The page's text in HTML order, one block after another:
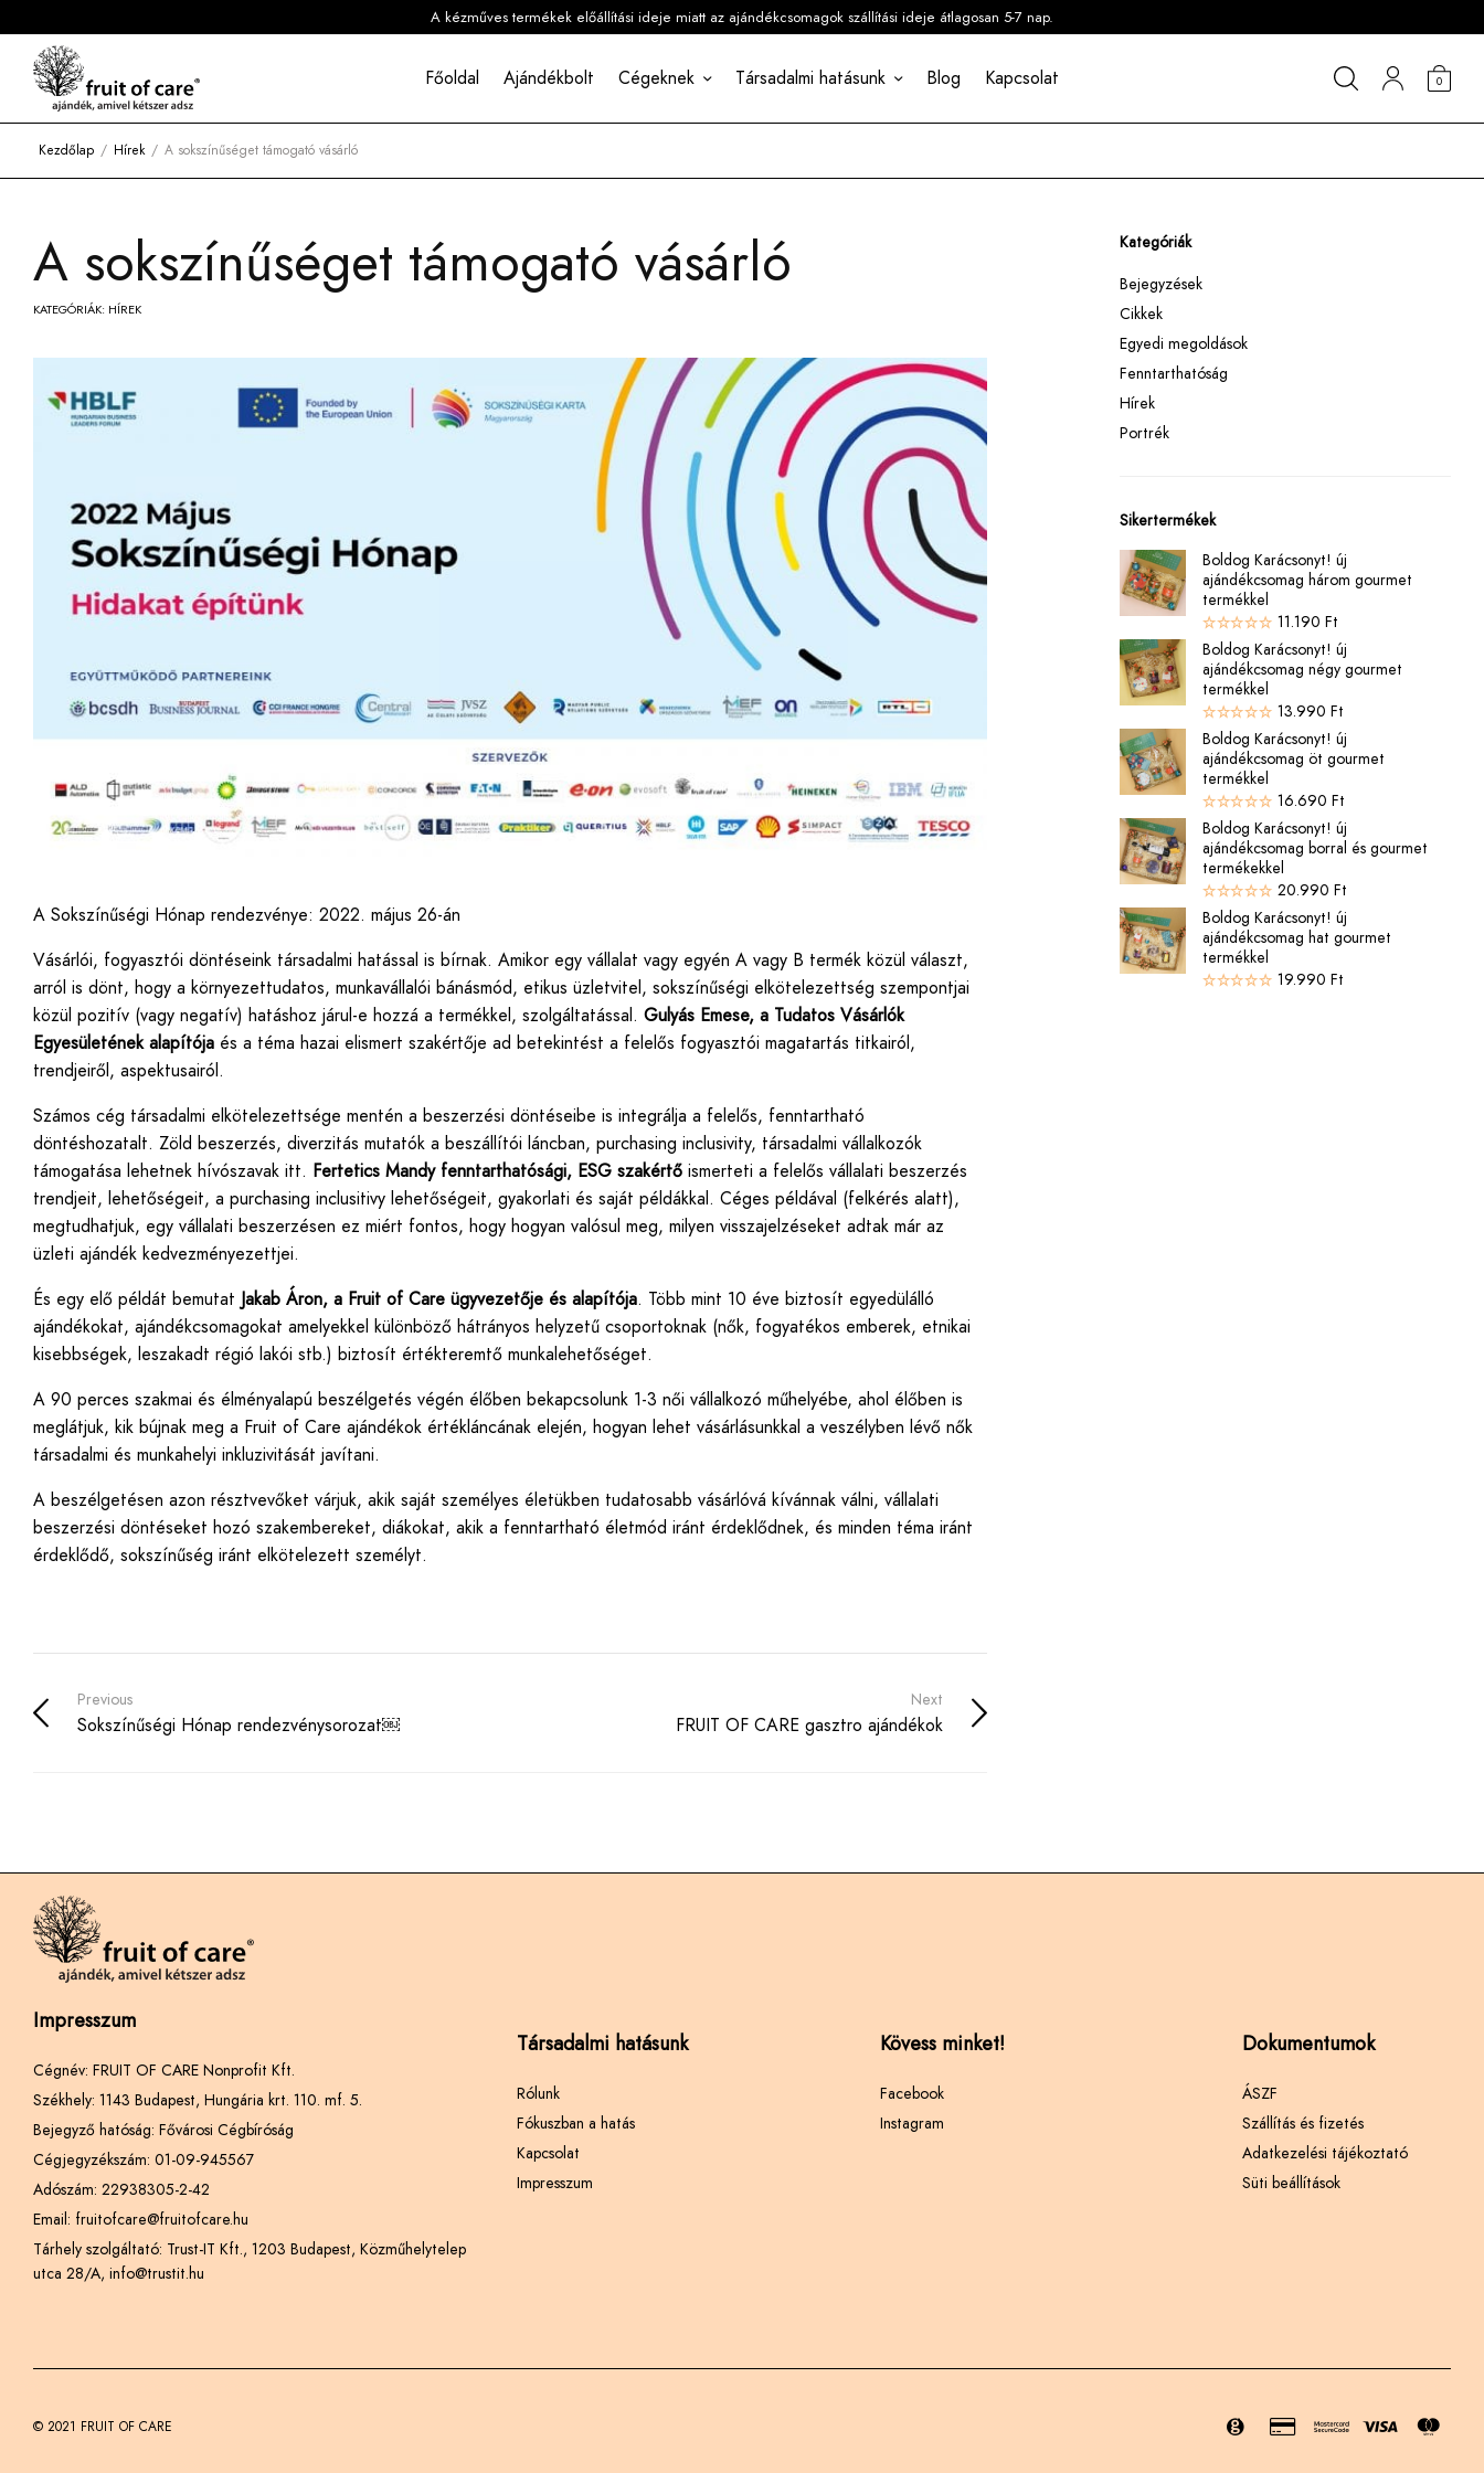
A kézműves termékek előállítási ideje miatt az ajándékcsomagok szállítási ideje átlagosan 5-7 nap.
Főoldal Ajándékbolt Cégeknek Társadalmi hatásunk Blog Kapcsolat 0
Kezdőlap Hírek A sokszínűséget támogató vásárló
A sokszínűséget támogató vásárló
KATEGÓRIÁK: HÍREK
A Sokszínűségi Hónap rendezvénye: 2022. május 26-án
Vásárlói, fogyasztói döntéseink társadalmi hatással is bírnak. Amikor egy vállalat vagy egyén A vagy B termék közül választ,
arról is dönt, hogy a környezettudatos, munkavállalói bánásmód, etikus üzletvitel, sokszínűségi elkötelezettség szempontjai
közül pozitív (vagy negatív) hatáshoz járul-e hozzá a termékkel, szolgáltatással.Gulyás Emese, a Tudatos Vásárlók
Egyesületének alapítója és a téma hazai elismert szakértője ad betekintést a felelős fogyasztói magatartás titkairól,
trendjeiről, aspektusairól.
Számos cég társadalmi elkötelezettsége mentén a beszerzési döntéseibe is integrálja a felelős, fenntartható
döntéshozatalt. Zöld beszerzés, diverzitás mutatók a beszállítói láncban, purchasing inclusivity, társadalmi vállalkozók
támogatása lehetnek hívószavak itt. Fertetics Mandy fenntarthatósági, ESG szakértő ismerteti a felelős vállalati beszerzés
trendjeit, lehetőségeit, a purchasing inclusitivy lehetőségeit, gyakorlati és saját példákkal. Céges példával (felkérés alatt),
megtudhatjuk, egy vállalati beszerzésen ez miért fontos, hogy hogyan valósul meg, milyen visszajelzéseket adtak már az
üzleti ajándék kedvezményezettjei.
És egy elő példát bemutat Jakab Áron, a Fruit of Care ügyvezetője és alapítója. Több mint 10 éve biztosít egyedülálló
ajándékokat, ajándékcsomagokat amelyekkel különböző hátrányos helyzetű csoportoknak (nők, fogyatékos emberek, etnikai
kisebbségek, leszakadt régió lakói stb.) biztosít értékteremtő munkalehetőséget.
A 90 perces szakmai és élményalapú beszélgetés végén élőben bekapcsolunk 1-3 női vállalkozó műhelyébe, ahol élőben is
meglátjuk, kik bújnak meg a Fruit of Care ajándékok értékláncának elején, hogyan lehet vásárlásunkkal a veszélyben lévő nők
társadalmi és munkahelyi inkluzivitását javítani.
A beszélgetésen azon résztvevőket várjuk, akik saját személyes életükben tudatosabb vásárlóvá kívánnak válni, vállalati
beszerzési döntéseket hozó szakembereket, diákokat, akik a fenntartható életmód iránt érdeklődnek, és minden téma iránt
érdeklődő, sokszínűség iránt elkötelezett személyt.
Previous
Sokszínűségi Hónap rendezvénysorozat￼
Next
FRUIT OF CARE gasztro ajándékok
Kategóriák
Bejegyzések
Cikkek
Egyedi megoldások
Fenntarthatóság
Hírek
Portrék
Sikertermékek
Boldog Karácsonyt! új
ajándékcsomag három gourmet
termékkel
11.190 Ft
Boldog Karácsonyt! új
ajándékcsomag négy gourmet
termékkel
13.990 Ft
Boldog Karácsonyt! új
ajándékcsomag öt gourmet
termékkel
16.690 Ft
Boldog Karácsonyt! új
ajándékcsomag borral és gourmet
termékekkel
20.990 Ft
Boldog Karácsonyt! új
ajándékcsomag hat gourmet
termékkel
19.990 Ft
Impresszum
Cégnév: FRUIT OF CARE Nonprofit Kft.
Székhely: 1143 Budapest, Hungária krt. 110. mf. 5.
Bejegyző hatóság: Fővárosi Cégbíróság
Cégjegyzékszám: 01-09-945567
Adószám: 22938305-2-42
Email: fruitofcare@fruitofcare.hu
Tárhely szolgáltató: Trust-IT Kft., 1203 Budapest, Közműhelytelep
utca 28/A, info@trustit.hu
Társadalmi hatásunk
Rólunk
Fókuszban a hatás
Kapcsolat
Impresszum
Kövess minket!
Facebook
Instagram
Dokumentumok
ÁSZF
Szállítás és fizetés
Adatkezelési tájékoztató
Süti beállítások
© 2021 FRUIT OF CARE